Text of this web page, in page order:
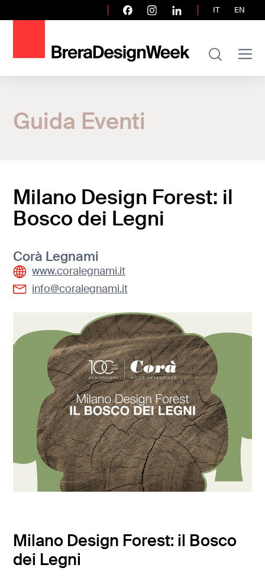
IT EN
Guida Eventi
Milano Design Forest: il Bosco dei Legni
Guida Eventi
Milano Design Forest: il
Bosco dei Legni
Corà Legnami
www.coralegnami.it
info@coralegnami.it
Milano Design Forest: il Bosco
dei Legni